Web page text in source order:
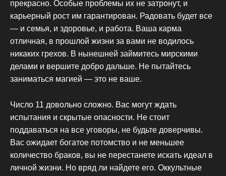
прекрасно. Особые проблемы их не затронут, и
карьерный рост им гарантирован. Радовать будет все
— и семья, и здоровье, и работа. Ваша карма
отличная, в прошлой жизни за вами не водилось
никаких грехов. В нынешней займитесь мирскими
делами и вершите добро дальше. Не пытайтесь
заниматься магией — это не ваше.
Число 11 довольно сложно. Вас могут ждать
испытания и скрытые опасности. Не стоит
поддаваться на все уговоры, не будьте доверчивы.
Вас ожидает богатое потомство и не меньшее
количество браков, вы не перестанете искать идеал в
личной жизни. Но вряд ли найдете его. Оккультные